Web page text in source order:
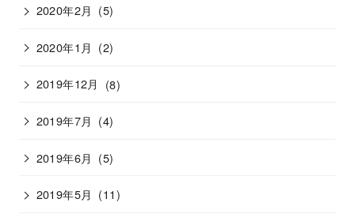
2020年2月 (5)
2020年1月 (2)
2019年12月 (8)
2019年7月 (4)
2019年6月 (5)
2019年5月 (11)